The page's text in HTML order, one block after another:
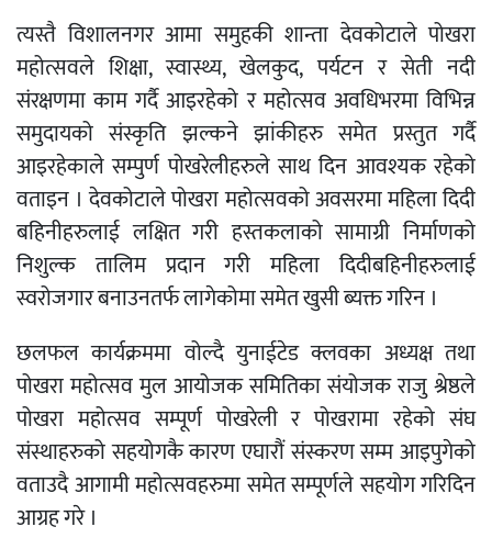
त्यस्तै विशालनगर आमा समुहकी शान्ता देवकोटाले पोखरा
महोत्सवले शिक्षा, स्वास्थ्य, खेलकुद, पर्यटन र सेती नदी
संरक्षणमा काम गर्दै आइरहेको र महोत्सव अवधिभरमा विभिन्न
समुदायको संस्कृति झल्कने झांकीहरु समेत प्रस्तुत गर्दै
आइरहेकाले सम्पुर्ण पोखरेलीहरुले साथ दिन आवश्यक रहेको
वताइन । देवकोटाले पोखरा महोत्सवको अवसरमा महिला दिदी
बहिनीहरुलाई लक्षित गरी हस्तकलाको सामाग्री निर्माणको
निशुल्क तालिम प्रदान गरी महिला दिदीबहिनीहरुलाई
स्वरोजगार बनाउनतर्फ लागेकोमा समेत खुसी ब्यक्त गरिन ।
छलफल कार्यक्रममा वोल्दै युनाईटेड क्लवका अध्यक्ष तथा
पोखरा महोत्सव मुल आयोजक समितिका संयोजक राजु श्रेष्ठले
पोखरा महोत्सव सम्पूर्ण पोखरेली र पोखरामा रहेको संघ
संस्थाहरुको सहयोगकै कारण एघारौं संस्करण सम्म आइपुगेको
वताउदै आगामी महोत्सवहरुमा समेत सम्पूर्णले सहयोग गरिदिन
आग्रह गरे ।